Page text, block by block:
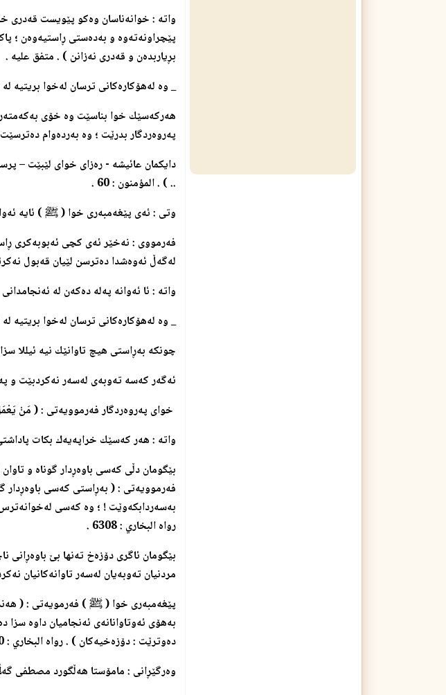
واته‌ : خوانه‌ناسان وه‌كو پێویست قه‌دری
پێچراونه‌ته‌وه‌ و به‌ده‌ستی ڕاستیه‌وه‌ن ؛
بڕیاربده‌ن و قه‌دری نه‌زانن ) . متفق علیه .
_ وه‌ له‌هۆكاره‌كانی ترسان له‌خوا بریتیه‌
هه‌ركه‌سێك خوا بناسێت وه‌ خۆی
په‌روه‌ردگار بدرێت ؛ وه‌ به‌رده‌وام
دایكمان عائیشه‌ - ره‌زای خوای لێبێت –
.. ) . المؤمنون : 60 .
وتی : ئه‌ی پێغه‌مبه‌ری خوا (ﷺ) ئایه‌
فه‌رمووی : نه‌خێر ئه‌ی كچی ئه‌بوبه‌كری
له‌گه‌ڵ ئه‌وه‌شدا ده‌ترسن لێیان قه‌بول
واته‌ : ئا ئه‌وانه‌ په‌له‌ ده‌که‌ن له‌
_ وه‌ له‌هۆكاره‌كانی ترسان له‌خوا بریتیه‌
چونكه‌ به‌ڕاستی هیچ تاوانێك نیه‌ ئیللا
ئه‌گه‌ر كه‌سه‌ ته‌وبه‌ی له‌سه‌ر نه‌كردبێت و
خوای په‌روه‌ردگار فه‌رموویه‌تی : ( مَنْ يَعْمَلْ
واته‌ : هه‌ر که‌سێك خراپه‌یه‌ك بکات
بێگومان دڵی كه‌سی باوه‌ڕدار گوناه و
فه‌رموویه‌تی : ( به‌ڕاستی كه‌سی باوه‌ڕدار
به‌سه‌ردابكه‌وێت ! ؛ وه‌ كه‌سی
رواه البخاري : 6308 .
بێگومان ئاگری دۆزه‌خ ته‌نها بێ باوه‌ڕانی
مردنیان ته‌وبه‌یان له‌سه‌ر تاوانه‌كانیان
پێغه‌مبه‌ری خوا (ﷺ ) فه‌رمویه‌تی : (
به‌هۆی ئه‌وتاوانانه‌ی ئه‌نجامیان داوه‌
ده‌وترێت : دۆزه‌خیه‌كان ) . رواه البخاري : 7450 .
وه‌رگێڕانی : مامۆستا هه‌ڵگورد مصطفى